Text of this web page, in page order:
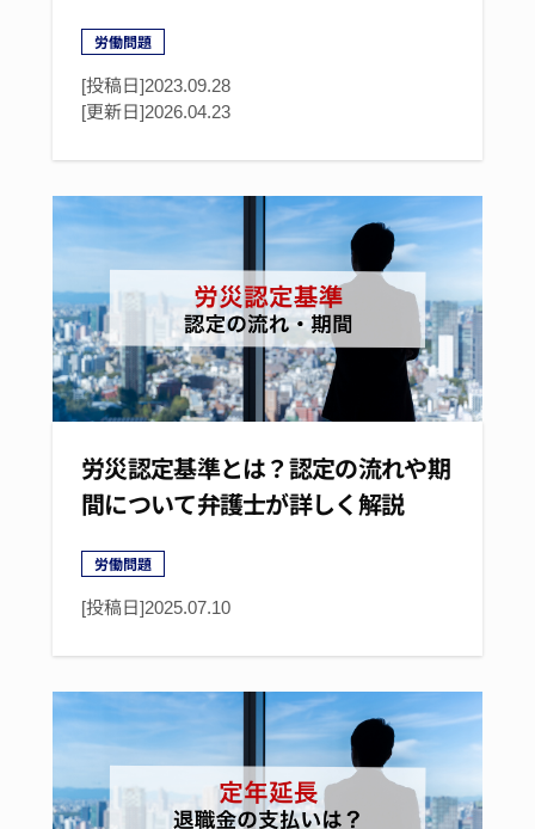
労働問題
[投稿日]2023.09.28
[更新日]2026.04.23
労災認定基準とは？認定の流れや期
間について弁護士が詳しく解説
労働問題
[投稿日]2025.07.10